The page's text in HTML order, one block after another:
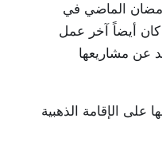
الماضي في
أيضاً آخر عمل
عن مشاريعها
الإقامة الذهبية